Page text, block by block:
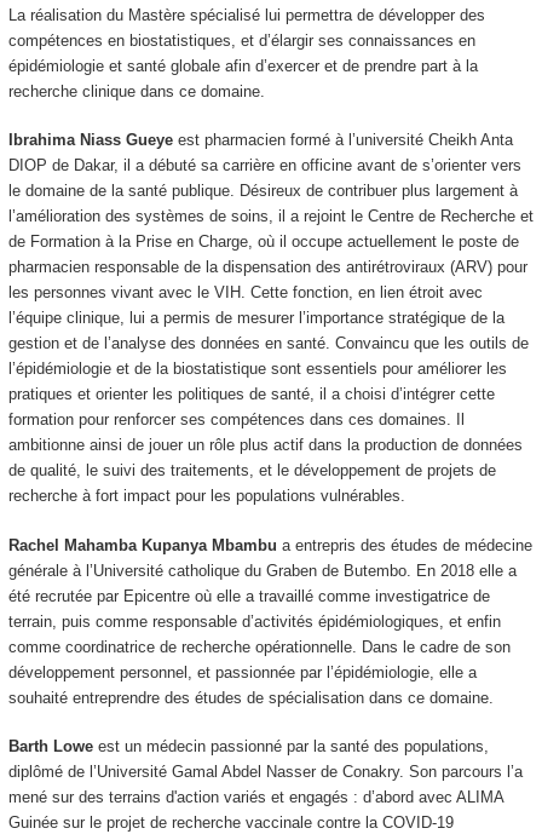
La réalisation du Mastère spécialisé lui permettra de développer des
compétences en biostatistiques, et d’élargir ses connaissances en
épidémiologie et santé globale afin d’exercer et de prendre part à la
recherche clinique dans ce domaine.
Ibrahima Niass Gueyeest pharmacien formé à l’université Cheikh Anta
DIOP de Dakar, il a débuté sa carrière en officine avant de s’orienter vers
le domaine de la santé publique. Désireux de contribuer plus largement à
l’amélioration des systèmes de soins, il a rejoint le Centre de Recherche et
de Formation à la Prise en Charge, où il occupe actuellement le poste de
pharmacien responsable de la dispensation des antirétroviraux (ARV) pour
les personnes vivant avec le VIH. Cette fonction, en lien étroit avec
l’équipe clinique, lui a permis de mesurer l’importance stratégique de la
gestion et de l’analyse des données en santé. Convaincu que les outils de
l’épidémiologie et de la biostatistique sont essentiels pour améliorer les
pratiques et orienter les politiques de santé, il a choisi d’intégrer cette
formation pour renforcer ses compétences dans ces domaines. Il
ambitionne ainsi de jouer un rôle plus actif dans la production de données
de qualité, le suivi des traitements, et le développement de projets de
recherche à fort impact pour les populations vulnérables.
Rachel Mahamba Kupanya Mbambu a entrepris des études de médecine
générale à l’Université catholique du Graben de Butembo. En 2018 elle a
été recrutée par Epicentre où elle a travaillé comme investigatrice de
terrain, puis comme responsable d’activités épidémiologiques, et enfin
comme coordinatrice de recherche opérationnelle. Dans le cadre de son
développement personnel, et passionnée par l’épidémiologie, elle a
souhaité entreprendre des études de spécialisation dans ce domaine.
Barth Lowe est un médecin passionné par la santé des populations,
diplômé de l’Université Gamal Abdel Nasser de Conakry. Son parcours l’a
mené sur des terrains d'action variés et engagés : d’abord avec ALIMA
Guinée sur le projet de recherche vaccinale contre la COVID-19